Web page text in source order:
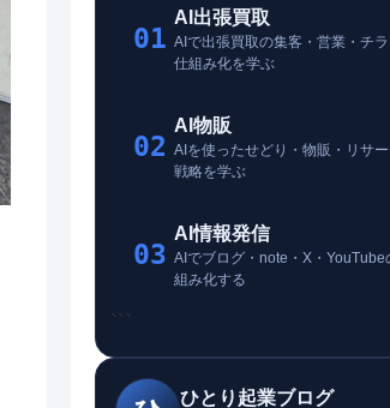
01
AI出張買取
AIで出張買取の集客・営業・チラ
仕組み化を学ぶ
02
AI物販
AIを使ったせどり・物販・リサ
戦略を学ぶ
03
AI情報発信
AIでブログ・note・X・YouTube
組み化する
```
ひとり起業ブログ